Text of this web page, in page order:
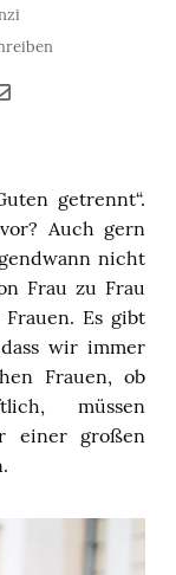
getrennt“.
Auch gern
nicht
Frau zu Frau
Es gibt
wir immer
Frauen, ob
müssen
einer großen